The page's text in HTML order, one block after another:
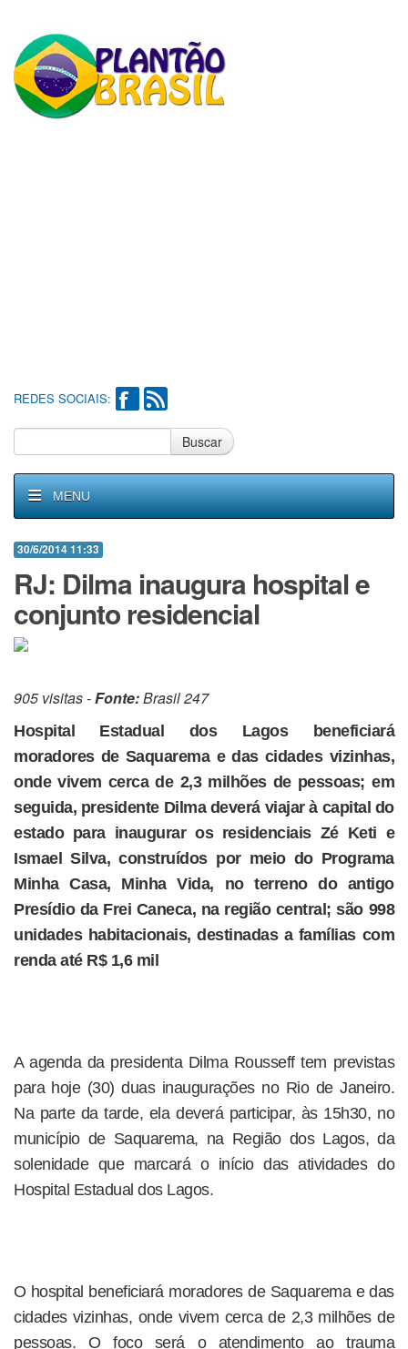
REDES SOCIAIS:
Buscar
MENU
30/6/2014 11:33
RJ: Dilma inaugura hospital e
conjunto residencial
905 visitas -Fonte:Brasil 247
Hospital Estadual dos Lagos beneficiará
moradores de Saquarema e das cidades vizinhas,
onde vivem cerca de 2,3 milhões de pessoas; em
seguida, presidente Dilma deverá viajar à capital do
estado para inaugurar os residenciais Zé Keti e
Ismael Silva, construídos por meio do Programa
Minha Casa, Minha Vida, no terreno do antigo
Presídio da Frei Caneca, na região central; são 998
unidades habitacionais, destinadas a famílias com
renda até R$ 1,6 mil
A agenda da presidenta Dilma Rousseff tem previstas
para hoje (30) duas inaugurações no Rio de Janeiro.
Na parte da tarde, ela deverá participar, às 15h30, no
município de Saquarema, na Região dos Lagos, da
solenidade que marcará o início das atividades do
Hospital Estadual dos Lagos.
O hospital beneficiará moradores de Saquarema e das
cidades vizinhas, onde vivem cerca de 2,3 milhões de
pessoas. O foco será o atendimento ao trauma